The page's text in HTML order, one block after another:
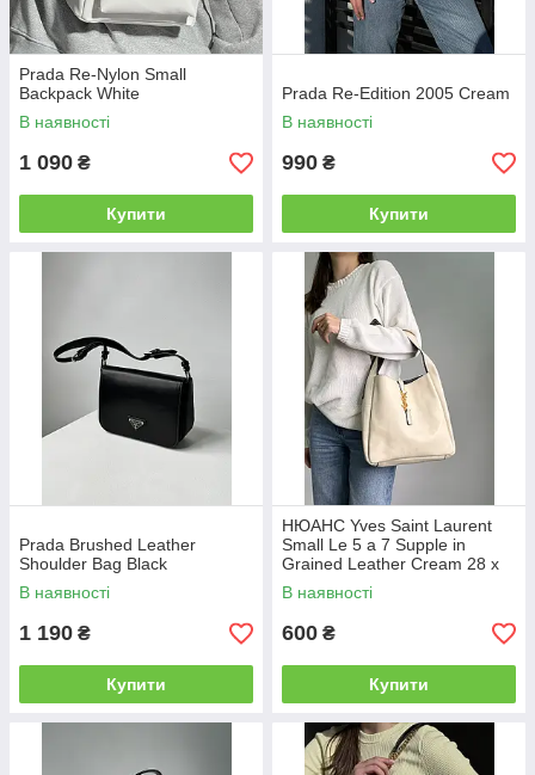
Prada Re-Nylon Small
Backpack White
В наявності
1 090 ₴
Купити
Prada Re-Edition 2005 Cream
В наявності
990 ₴
Купити
Prada Brushed Leather
Shoulder Bag Black
В наявності
1 190 ₴
Купити
НЮАНС Yves Saint Laurent
Small Le 5 a 7 Supple in
Grained Leather Cream 28 х
28 х 8 см
В наявності
600 ₴
Купити